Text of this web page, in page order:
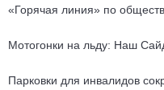
«Горячая линия» по
Мотогонки на льду: Наш
Парковки для инвалидов